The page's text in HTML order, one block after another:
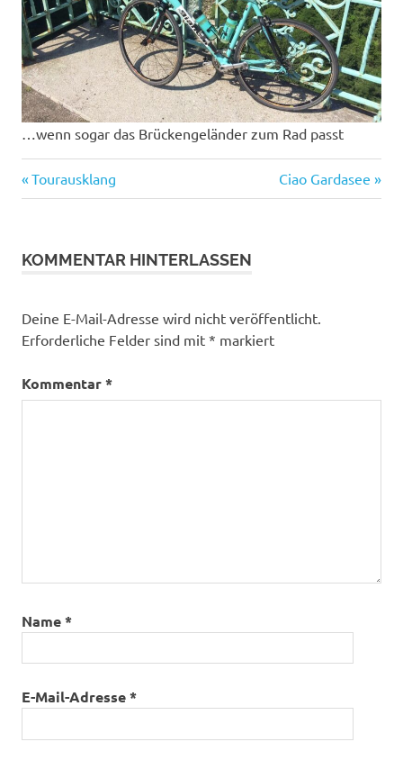
…wenn sogar das Brückengeländer zum Rad passt
Beitragsnavigation
Vorheriger
Beitrag:
Tourausklang
Nächster
Beitrag:
Ciao Gardasee
KOMMENTAR HINTERLASSEN
Deine E-Mail-Adresse wird nicht veröffentlicht.
Erforderliche Felder sind mit * markiert
Kommentar*
Name*
E-Mail-Adresse*